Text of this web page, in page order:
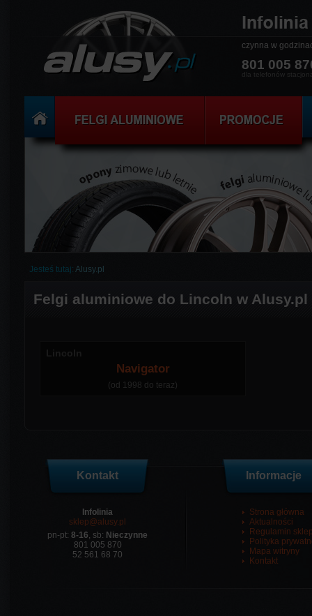
czynna w
801 005
dla telefonów
Jesteś tutaj: Alusy.pl
Felgi aluminiowe do Lincoln w Alusy.pl
Navigator
(od 1998 do teraz)
Kontakt
Infolinia
sklep@alusy.pl
pn-pt: 8-16, sb: Nieczynne
801 005 870
52 561 68 70
Informacje
Strona główna
Aktualności
Regulamin
Polityka
Mapa witryny
Kontakt